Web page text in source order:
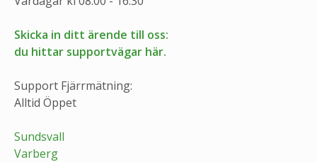
Skicka in ditt ärende till oss:
du hittar supportvägar här.
Support Fjärrmätning:
Alltid Öppet
Sundsvall
Varberg